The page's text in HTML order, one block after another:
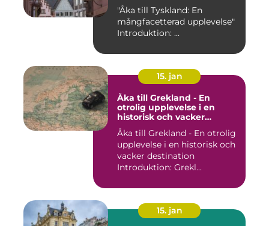
"Åka till Tyskland: En
mångfacetterad upplevelse"
Introduktion: ...
15. jan
Åka till Grekland - En
otrolig upplevelse i en
historisk och vacker
destination
Åka till Grekland - En otrolig
upplevelse i en historisk och
vacker destination
Introduktion: Grekl...
15. jan